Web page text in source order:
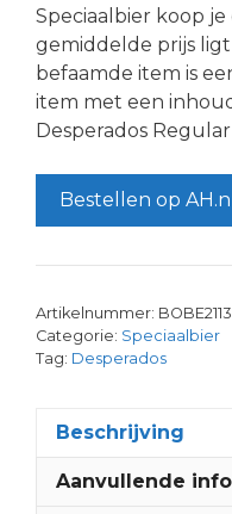
Speciaalbier koop
gemiddelde prijs ligt
befaamde item is
item met een
Desperados
Bestellen op AH.nl
Artikelnummer:
Categorie: Speciaalbier
Tag: Desperados
Beschrijving
Aanvullende